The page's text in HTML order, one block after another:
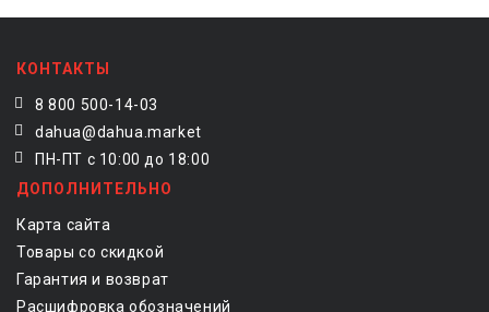
КОНТАКТЫ
8 800 500-14-03
dahua@dahua.market
ПН-ПТ с 10:00 до 18:00
ДОПОЛНИТЕЛЬНО
Карта сайта
Товары со скидкой
Гарантия и возврат
Расшифровка обозначений